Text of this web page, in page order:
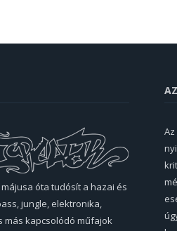
óta tudósít a hazai és
jungle, elektronika,
más kapcsolódó műfajok